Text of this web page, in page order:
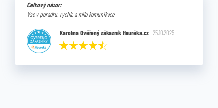
Celkový názor:
Vse v poradku, rychla a mila komunikace
Karolína Ověřený zákazník Heuréka.cz 25.10.2025